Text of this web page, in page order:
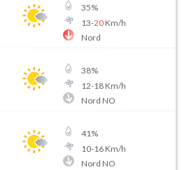
35%
13-20Km/h
Nord
38%
12-18Km/h
Nord NO
41%
10-16Km/h
Nord NO